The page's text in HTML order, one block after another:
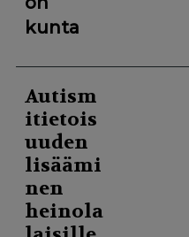
kunta
Autism
itietois
uuden
lisäämi
nen
heinola